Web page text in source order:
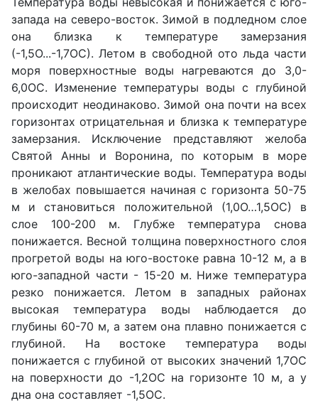
запада на северо-восток. Зимой в подледном слое
она близка к температуре замерзания
(-1,5О...-1,7ОС). Летом в свободной ото льда части
моря поверхностные воды нагреваются до 3,0-
6,0ОС. Изменение температуры воды с глубиной
происходит неодинаково. Зимой она почти на всех
горизонтах отрицательная и близка к температуре
замерзания. Исключение представляют желоба
Святой Анны и Воронина, по которым в море
проникают атлантические воды. Температура воды
в желобах повышается начиная с горизонта 50-75
м и становиться положительной (1,0О…1,5ОС) в
слое 100-200 м. Глубже температура снова
понижается. Весной толщина поверхностного слоя
прогретой воды на юго-востоке равна 10-12 м, а в
юго-западной части - 15-20 м. Ниже температура
резко понижается. Летом в западных районах
высокая температура воды наблюдается до
глубины 60-70 м, а затем она плавно понижается с
глубиной. На востоке температура воды
понижается с глубиной от высоких значений 1,7ОС
на поверхности до -1,2ОС на горизонте 10 м, а у
дна она составляет -1,5ОС.